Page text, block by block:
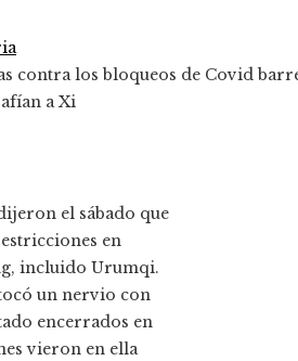
contra los bloqueos de Covid
a Xi
el sábado que
en
incluido Urumqi.
un nervio con
encerrados en
vieron en ella